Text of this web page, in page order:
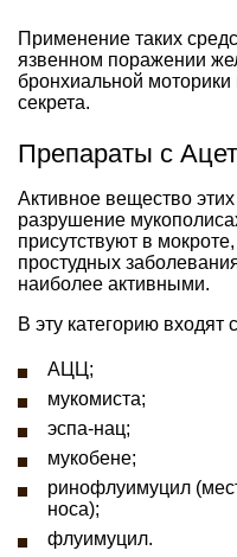
Применение таких
язвенном поражении
бронхиальной
секрета.
Препараты с
Активное вещество
разрушение
присутствуют в
простудных
наиболее активными.
В эту категорию
АЦЦ;
мукомиста;
эспа-нац;
мукобене;
ринофлуимуцил
носа);
флуимуцил.